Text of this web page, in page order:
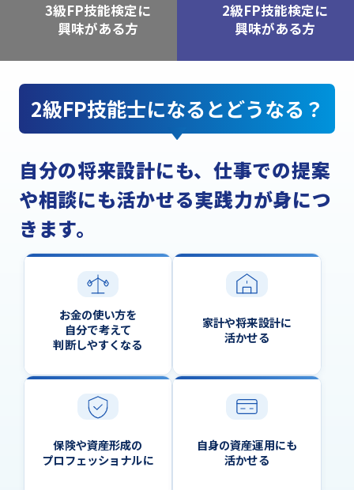
3級FP技能検定に
興味がある方
2級FP技能検定に
興味がある方
2級FP技能士になるとどうなる？
自分の将来設計にも、仕事での提案
や相談にも活かせる実践力が身につ
きます。
お金の使い方を
自分で考えて
判断しやすくなる
家計や将来設計に
活かせる
保険や資産形成の
プロフェッショナルに
自身の資産運用にも
活かせる